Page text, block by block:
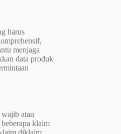
harus
menjaga
data produk
atau
klaim
diklaim